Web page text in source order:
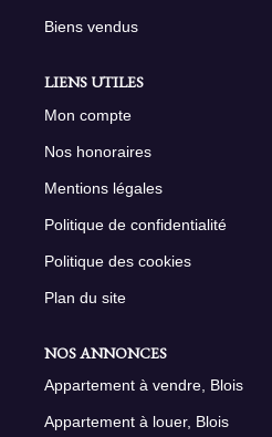
Biens vendus
LIENS UTILES
Mon compte
Nos honoraires
Mentions légales
Politique de confidentialité
Politique des cookies
Plan du site
NOS ANNONCES
Appartement à vendre, Blois
Appartement à louer, Blois